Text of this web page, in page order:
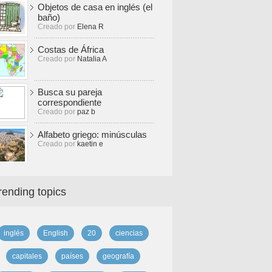
Objetos de casa en inglés (el
baño)
Creado por Elena R
Costas de África
Creado por Natalia A
Busca su pareja
correspondiente
Creado por paz b
Alfabeto griego: minúsculas
Creado por kaetin e
topics
inglés English 20 ciencias
capitales países geografía